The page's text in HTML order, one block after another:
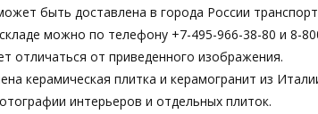
быть доставлена в города России
можно по телефону +7-495-966-38-80 и 8-
отличаться от приведенного изображения.
керамическая плитка и керамогранит из
интерьеров и отдельных плиток.